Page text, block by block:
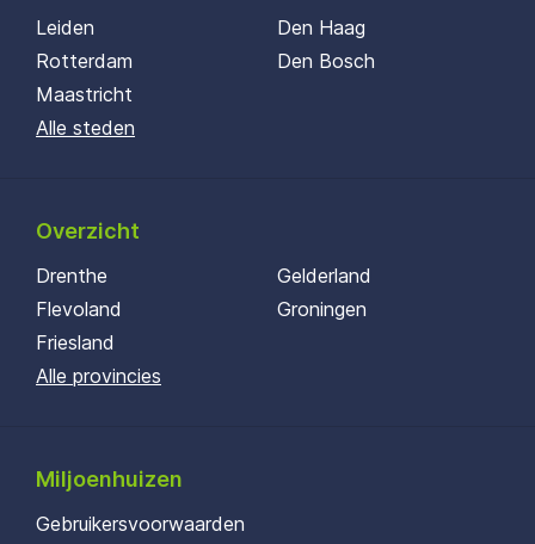
Leiden
Rotterdam
Maastricht
Den Haag
Den Bosch
Alle steden
Overzicht
Drenthe
Flevoland
Friesland
Gelderland
Groningen
Alle provincies
Miljoenhuizen
Gebruikersvoorwaarden